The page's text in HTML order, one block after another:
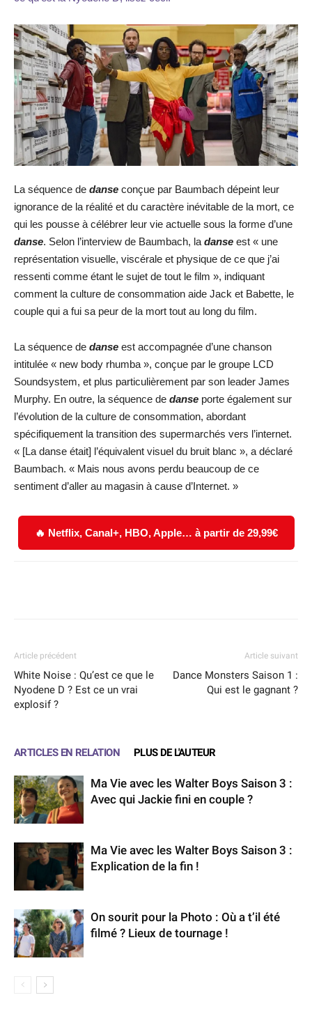
La séquence de danse conçue par Baumbach dépeint leur
ignorance de la réalité et du caractère inévitable de la mort, ce
qui les pousse à célébrer leur vie actuelle sous la forme d’une
danse. Selon l’interview de Baumbach, la danse est « une
représentation visuelle, viscérale et physique de ce que j’ai
ressenti comme étant le sujet de tout le film », indiquant
comment la culture de consommation aide Jack et Babette, le
couple qui a fui sa peur de la mort tout au long du film.
La séquence de danse est accompagnée d’une chanson
intitulée « new body rhumba », conçue par le groupe LCD
Soundsystem, et plus particulièrement par son leader James
Murphy. En outre, la séquence de danse porte également sur
l’évolution de la culture de consommation, abordant
spécifiquement la transition des supermarchés vers l’internet.
« [La danse était] l’équivalent visuel du bruit blanc », a déclaré
Baumbach. « Mais nous avons perdu beaucoup de ce
sentiment d’aller au magasin à cause d’Internet. »
🔥 Netflix, Canal+, HBO, Apple… à partir de 29,99€
Article précédent
White Noise : Qu’est ce que le
Nyodene D ? Est ce un vrai
explosif ?
Article suivant
Dance Monsters Saison 1 :
Qui est le gagnant ?
ARTICLES EN RELATION PLUS DE L'AUTEUR
Ma Vie avec les Walter Boys Saison 3 :
Avec qui Jackie fini en couple ?
Ma Vie avec les Walter Boys Saison 3 :
Explication de la fin !
On sourit pour la Photo : Où a t’il été
filmé ? Lieux de tournage !